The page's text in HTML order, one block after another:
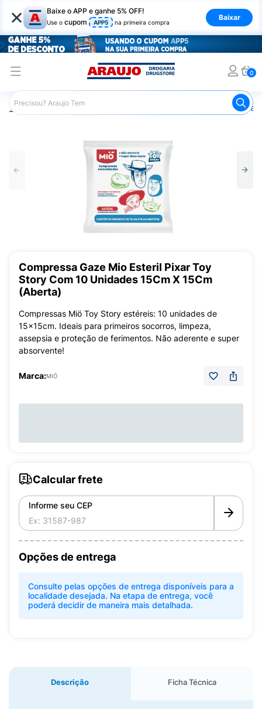
× Baixe o APP e ganhe 5% OFF!
Use o cupom APP5 na primeira compra
Baixar
0
Araujo Saúde e Bem Estar Gaze
Compressa Gaze Mio Esteril Pixar Toy
Story Com 10 Unidades 15Cm X 15Cm
(Aberta)
Compressas Miö Toy Story estéreis: 10 unidades de
15x15cm. Ideais para primeiros socorros, limpeza,
assepsia e proteção de ferimentos. Não aderente e super
absorvente!
Marca:MIÓ
Calcular frete
Informe seu CEP
Opções de entrega
Consulte pelas opções de entrega disponíveis para a
localidade desejada. Na etapa de entrega, você
poderá decidir de maneira mais detalhada.
Descrição Ficha Técnica